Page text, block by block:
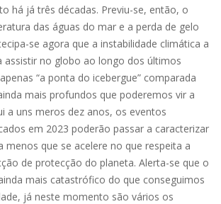
há já três décadas. Previu-se, então, o
das águas do mar e a perda de gelo
se agora que a instabilidade climática a
assistir no globo ao longo dos últimos
“a ponta do icebergue” comparada
mais profundos que poderemos vir a
a uns meros dez anos, os eventos
em 2023 poderão passar a caracterizar
menos que se acelere no que respeita a
de protecção do planeta. Alerta-se que o
mais catastrófico do que conseguimos
já neste momento são vários os